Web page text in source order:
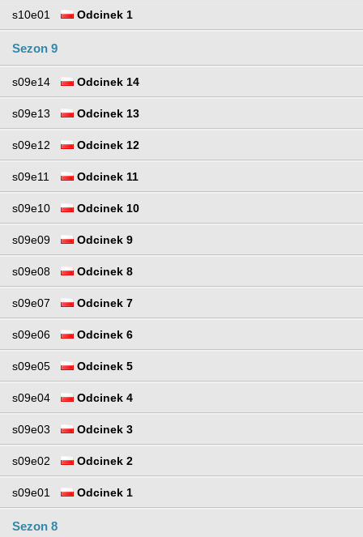
s10e01 Odcinek 1
Sezon 9
s09e14 Odcinek 14
s09e13 Odcinek 13
s09e12 Odcinek 12
s09e11 Odcinek 11
s09e10 Odcinek 10
s09e09 Odcinek 9
s09e08 Odcinek 8
s09e07 Odcinek 7
s09e06 Odcinek 6
s09e05 Odcinek 5
s09e04 Odcinek 4
s09e03 Odcinek 3
s09e02 Odcinek 2
s09e01 Odcinek 1
Sezon 8